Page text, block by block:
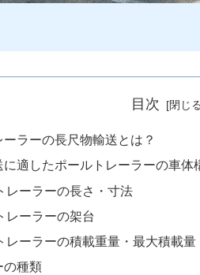
目次
ラーの長尺物輸送とは？
に適したポールトレーラーの車体
レーラーの長さ・寸法
レーラーの架台
レーラーの積載重量・最大積載量
の種類